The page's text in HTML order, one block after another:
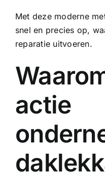
Met deze moderne
snel en precies op,
reparatie uitvoeren.
actie